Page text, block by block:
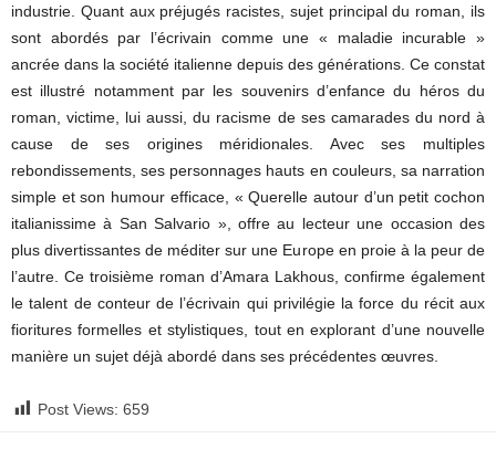
industrie. Quant aux préjugés racistes, sujet principal du roman, ils
sont abordés par l’écrivain comme une « maladie incurable »
ancrée dans la société italienne depuis des générations. Ce constat
est illustré notamment par les souvenirs d’enfance du héros du
roman, victime, lui aussi, du racisme de ses camarades du nord à
cause de ses origines méridionales. Avec ses multiples
rebondissements, ses personnages hauts en couleurs, sa narration
simple et son humour efficace, « Querelle autour d’un petit cochon
italianissime à San Salvario », offre au lecteur une occasion des
plus divertissantes de méditer sur une Europe en proie à la peur de
l’autre. Ce troisième roman d’Amara Lakhous, confirme également
le talent de conteur de l’écrivain qui privilégie la force du récit aux
fioritures formelles et stylistiques, tout en explorant d’une nouvelle
manière un sujet déjà abordé dans ses précédentes œuvres.
Post Views: 659